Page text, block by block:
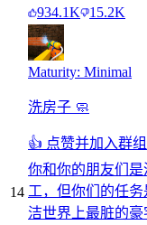
934.1K 15.2K
14
Maturity: Minimal
洗房子 🧼
👍 点赞并加入群
你和你的朋友们是
工，但你们的任务
洁世界上最脏的豪